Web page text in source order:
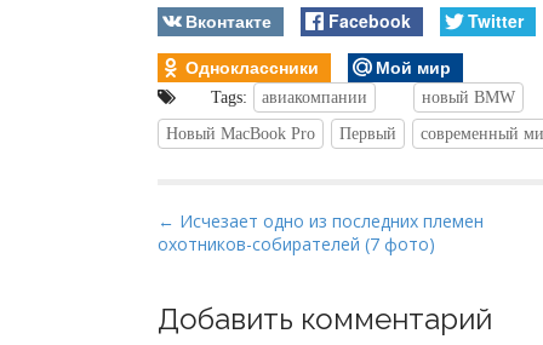
Вконтакте Facebook
Twitter
Одноклассники
Мой мир
Tags: авиакомпании
новый BMW
Новый MacBook Pro
Первый современный
P
o
t
← Исчезает одно из последних племен
охотников-собирателей (7 фото)
Добавить комментарий